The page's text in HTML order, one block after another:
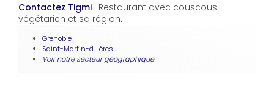
Contactez Tigmi : Restaurant avec couscous
végétarien et sa région.
Grenoble
Saint-Martin-d'Hères
Voir notre secteur géographique